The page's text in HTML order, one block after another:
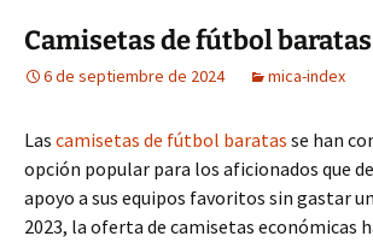
Camisetas de fútbol baratas
6 de septiembre de 2024 mica-index
Las camisetas de fútbol baratas se han
opción popular para los aficionados que
apoyo a sus equipos favoritos sin gastar
2023, la oferta de camisetas económicas